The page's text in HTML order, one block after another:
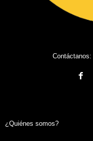
Contáctanos:
¿Quiénes somos?